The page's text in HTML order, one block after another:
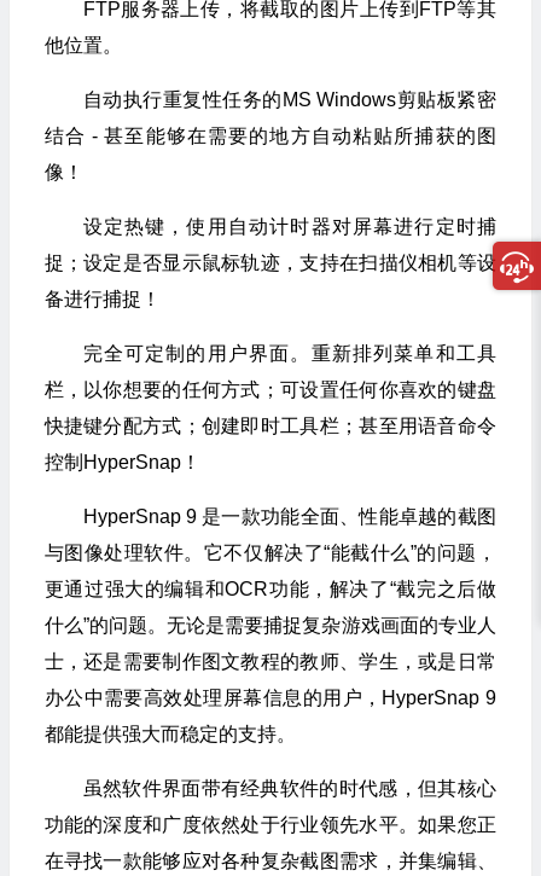
FTP服务器上传，将截取的图片上传到FTP等其
他位置。
自动执行重复性任务的MS Windows剪贴板紧密
结合 - 甚至能够在需要的地方自动粘贴所捕获的图
像！
设定热键，使用自动计时器对屏幕进行定时捕
捉；设定是否显示鼠标轨迹，支持在扫描仪相机等设
备进行捕捉！
完全可定制的用户界面。重新排列菜单和工具
栏，以你想要的任何方式；可设置任何你喜欢的键盘
快捷键分配方式；创建即时工具栏；甚至用语音命令
控制HyperSnap！
HyperSnap 9 是一款功能全面、性能卓越的截图
与图像处理软件。它不仅解决了“能截什么”的问题，
更通过强大的编辑和OCR功能，解决了“截完之后做
什么”的问题。无论是需要捕捉复杂游戏画面的专业人
士，还是需要制作图文教程的教师、学生，或是日常
办公中需要高效处理屏幕信息的用户，HyperSnap 9
都能提供强大而稳定的支持。
虽然软件界面带有经典软件的时代感，但其核心
功能的深度和广度依然处于行业领先水平。如果您正
在寻找一款能够应对各种复杂截图需求，并集编辑、